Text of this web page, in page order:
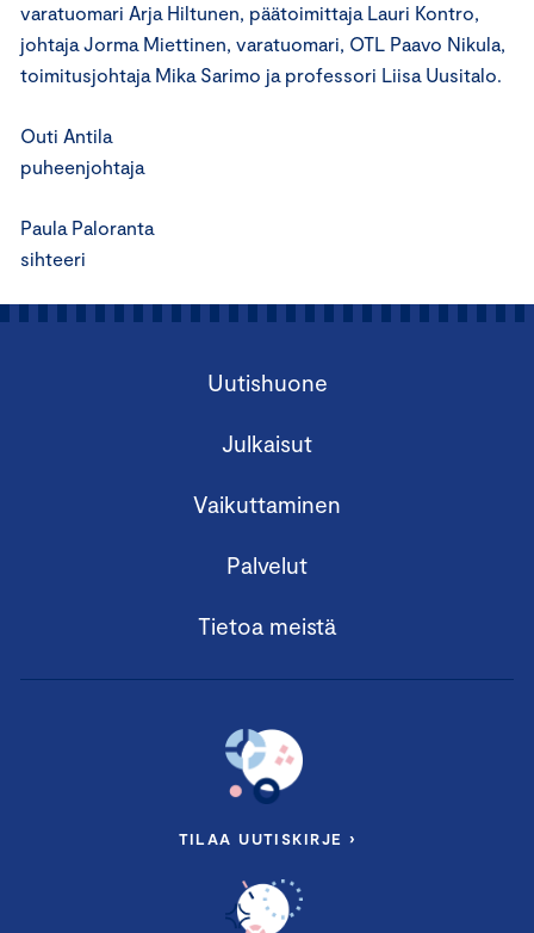
varatuomari Arja Hiltunen, päätoimittaja Lauri Kontro,
johtaja Jorma Miettinen, varatuomari, OTL Paavo Nikula,
toimitusjohtaja Mika Sarimo ja professori Liisa Uusitalo.
Outi Antila
puheenjohtaja
Paula Paloranta
sihteeri
Uutishuone
Julkaisut
Vaikuttaminen
Palvelut
Tietoa meistä
TILAA UUTISKIRJE ›